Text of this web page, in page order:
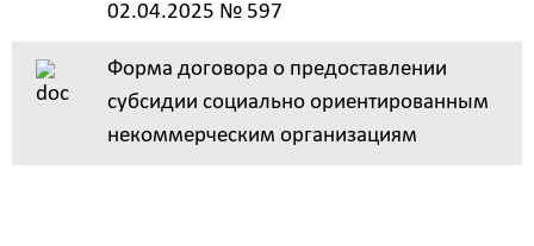
02.04.2025 № 597
Форма договора о предоставлении
субсидии социально ориентированным
некоммерческим организациям